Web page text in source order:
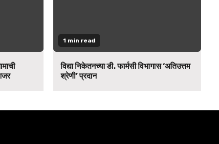
1 min read
विद्या निकेतनच्या डी. फार्मसी विभागास ‘अतिउत्तम
श्रेणी’ प्रदान